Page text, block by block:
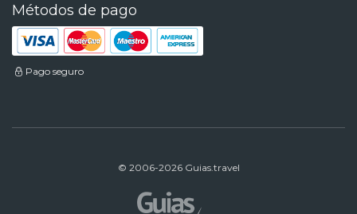
Métodos de pago
Pago seguro
© 2006-2026 Guias.travel